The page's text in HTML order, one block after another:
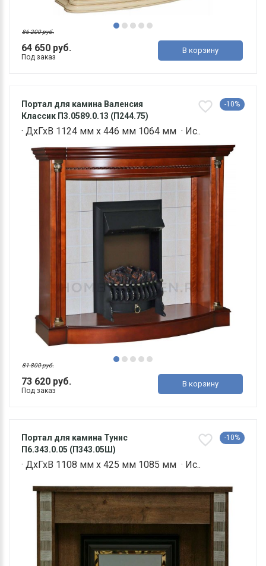
64 650 руб.
86 200 руб.
Под заказ
В корзину
Портал для камина Валенсия
Классик П3.0589.0.13 (П244.75)
-10%
· ДхГхВ 1124 мм х 446 мм 1064 мм · Ис..
73 620 руб.
81 800 руб.
Под заказ
В корзину
Портал для камина Тунис
П6.343.0.05 (П343.05Ш)
-10%
· ДхГхВ 1108 мм х 425 мм 1085 мм · Ис..